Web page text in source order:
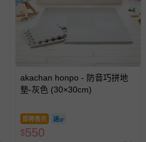
akachan honpo - 防音巧拼地
墊-灰色 (30×30cm)
即將售完
$550